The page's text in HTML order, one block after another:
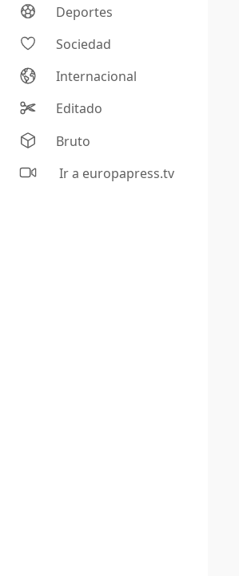
Deportes
Sociedad
Internacional
Editado
Bruto
Ir a europapress.tv